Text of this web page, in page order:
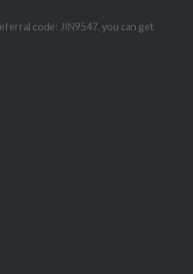
code: JIN9547. you can get